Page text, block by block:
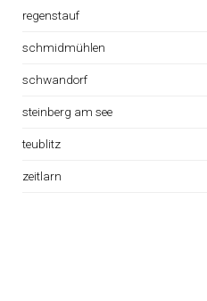
regenstauf
schmidmühlen
schwandorf
steinberg am see
teublitz
zeitlarn